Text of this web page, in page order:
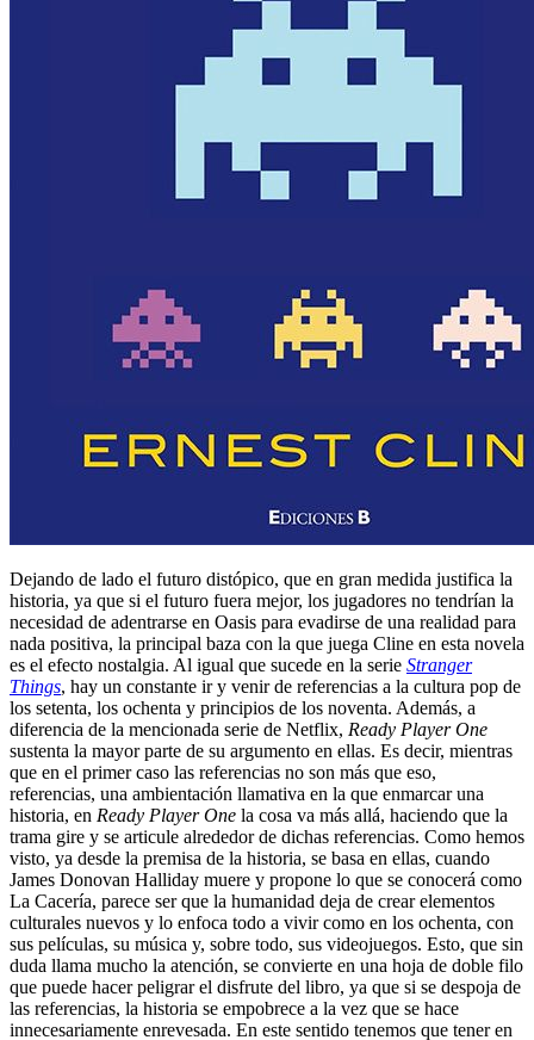
Dejando de lado el futuro distópico, que en gran medida justifica la
historia, ya que si el futuro fuera mejor, los jugadores no tendrían la
necesidad de adentrarse en Oasis para evadirse de una realidad para
nada positiva, la principal baza con la que juega Cline en esta novela
es el efecto nostalgia. Al igual que sucede en la serie Stranger
Things, hay un constante ir y venir de referencias a la cultura pop de
los setenta, los ochenta y principios de los noventa. Además, a
diferencia de la mencionada serie de Netflix, Ready Player One
sustenta la mayor parte de su argumento en ellas. Es decir, mientras
que en el primer caso las referencias no son más que eso,
referencias, una ambientación llamativa en la que enmarcar una
historia, en Ready Player One la cosa va más allá, haciendo que la
trama gire y se articule alrededor de dichas referencias. Como hemos
visto, ya desde la premisa de la historia, se basa en ellas, cuando
James Donovan Halliday muere y propone lo que se conocerá como
La Cacería, parece ser que la humanidad deja de crear elementos
culturales nuevos y lo enfoca todo a vivir como en los ochenta, con
sus películas, su música y, sobre todo, sus videojuegos. Esto, que sin
duda llama mucho la atención, se convierte en una hoja de doble filo
que puede hacer peligrar el disfrute del libro, ya que si se despoja de
las referencias, la historia se empobrece a la vez que se hace
innecesariamente enrevesada. En este sentido tenemos que tener en